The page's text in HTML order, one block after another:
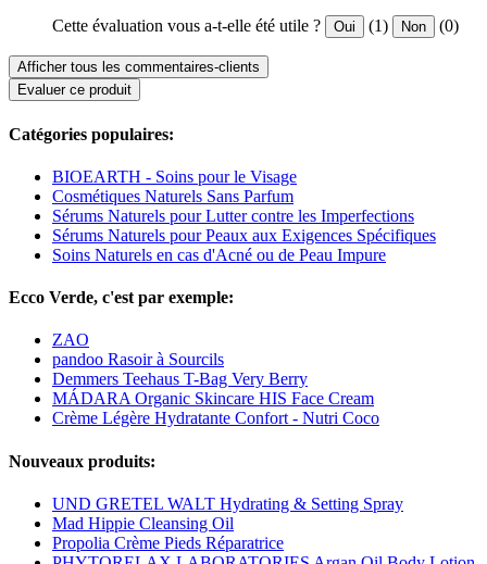
Cette évaluation vous a-t-elle été utile ? Oui (1) Non (0)
Afficher tous les commentaires-clients
Evaluer ce produit
Catégories populaires:
BIOEARTH - Soins pour le Visage
Cosmétiques Naturels Sans Parfum
Sérums Naturels pour Lutter contre les Imperfections
Sérums Naturels pour Peaux aux Exigences Spécifiques
Soins Naturels en cas d'Acné ou de Peau Impure
Ecco Verde, c'est par exemple:
ZAO
pandoo Rasoir à Sourcils
Demmers Teehaus T-Bag Very Berry
MÁDARA Organic Skincare HIS Face Cream
Crème Légère Hydratante Confort - Nutri Coco
Nouveaux produits:
UND GRETEL WALT Hydrating & Setting Spray
Mad Hippie Cleansing Oil
Propolia Crème Pieds Réparatrice